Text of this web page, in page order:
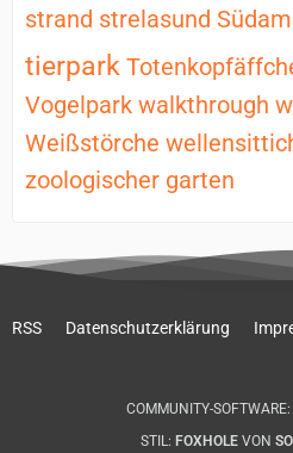
strand strelasund
tierpark
Vogelpark walkthrough
Weißstörche
zoologischer garten
RSS Datenschutzerklärung
COMMUNITY-SOFTWARE:
STIL: FOXHOLEVON